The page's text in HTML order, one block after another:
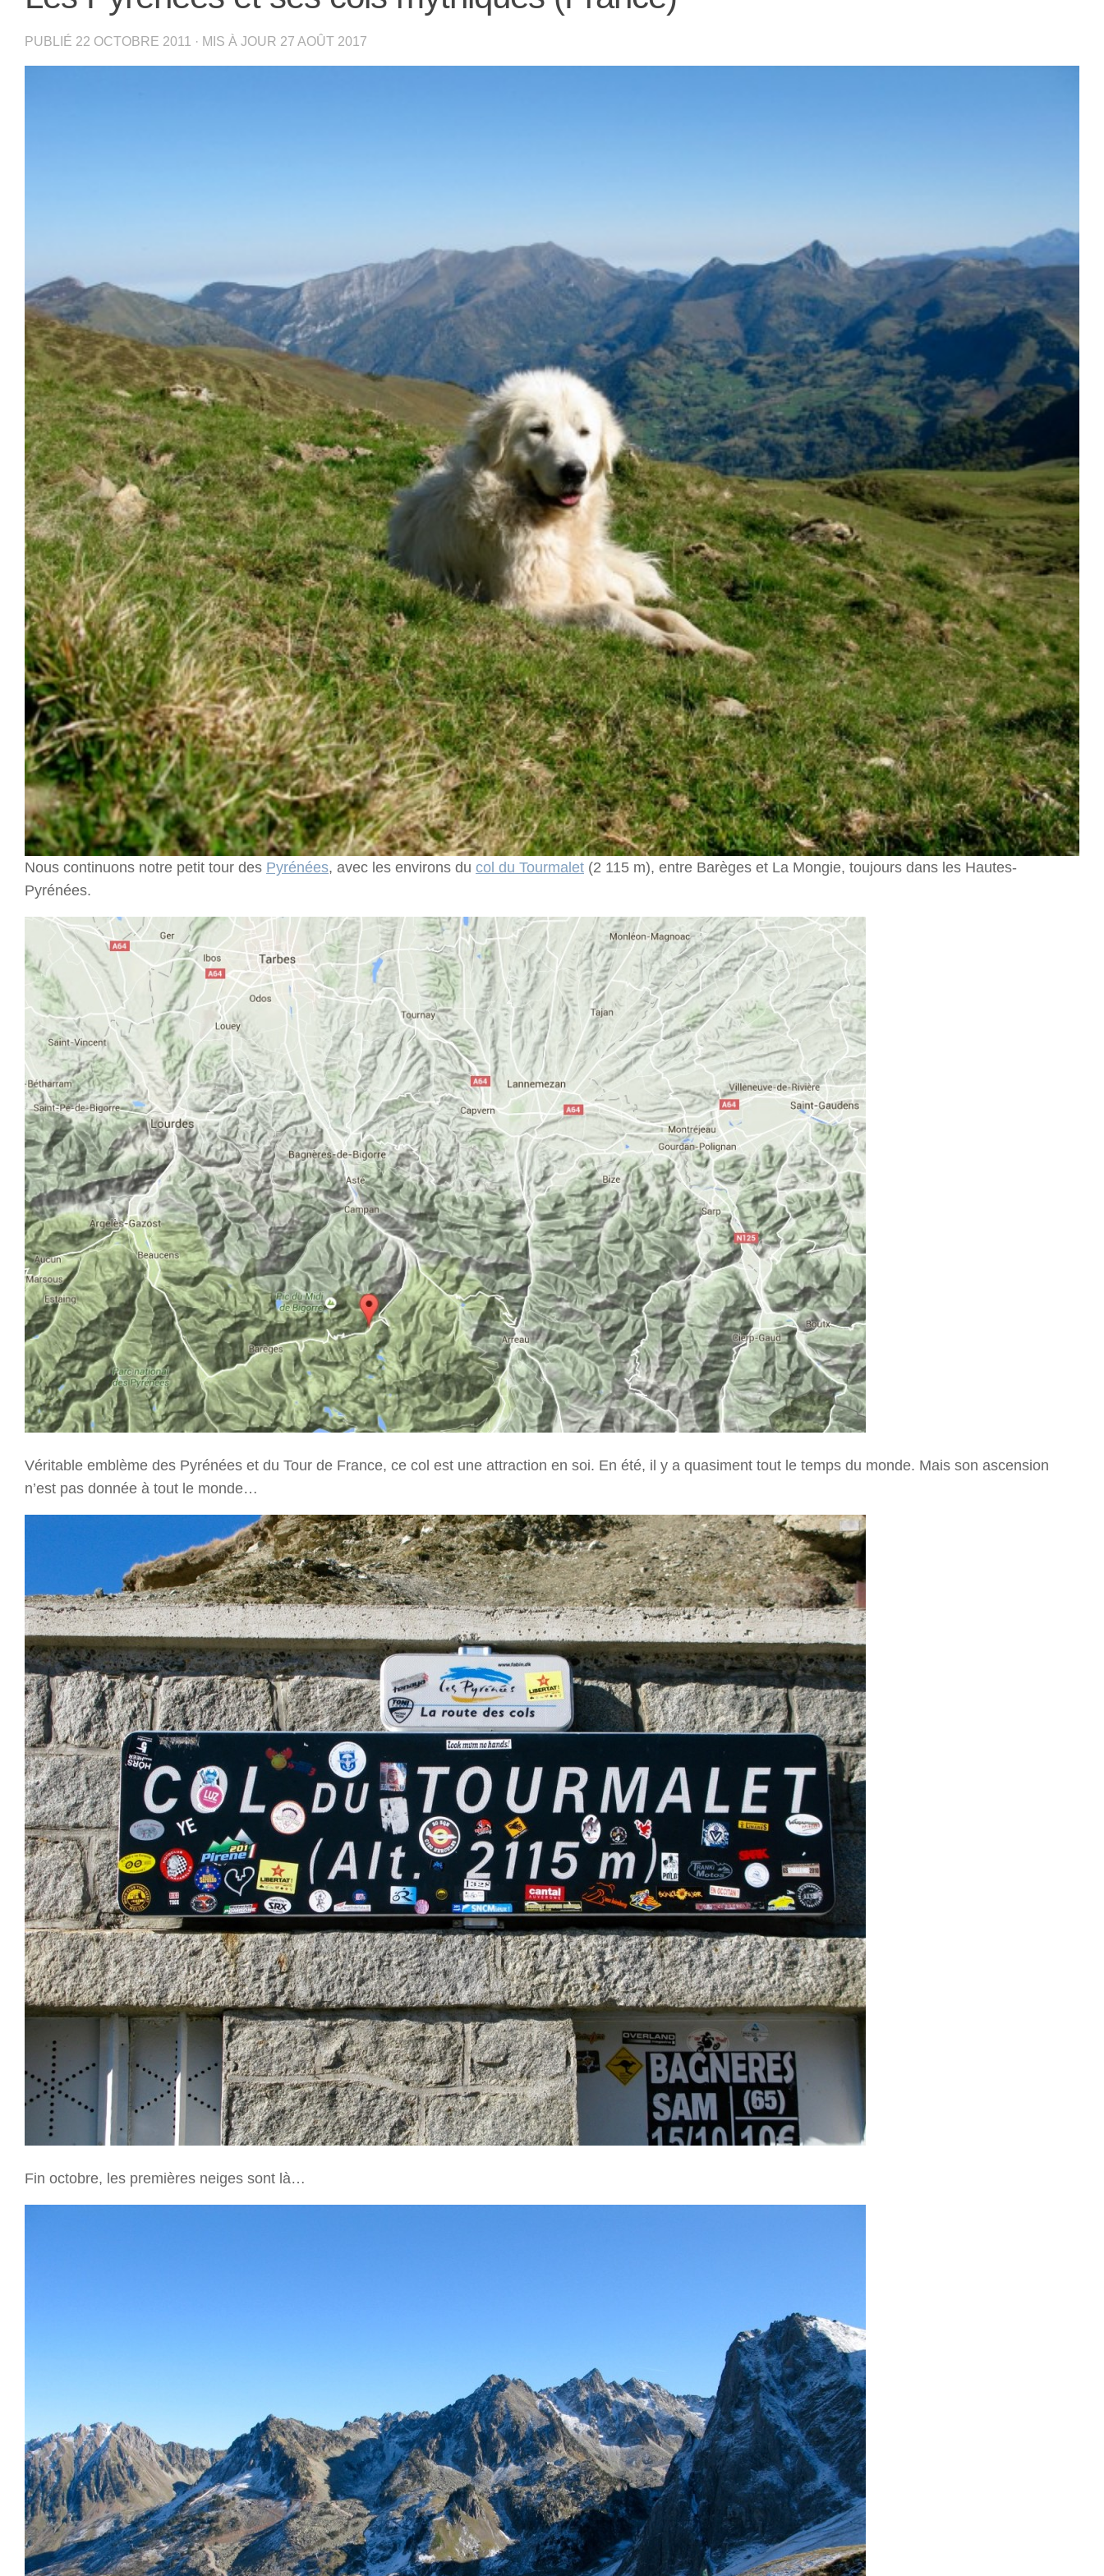
PUBLIÉ 22 OCTOBRE 2011 · MIS À JOUR 27 AOÛT 2017
Nous continuons notre petit tour des Pyrénées, avec les environs du col du Tourmalet (2 115 m), entre Barèges et La Mongie, toujours dans les Hautes-
Pyrénées.
Véritable emblème des Pyrénées et du Tour de France, ce col est une attraction en soi. En été, il y a quasiment tout le temps du monde. Mais son ascension
n’est pas donnée à tout le monde…
Fin octobre, les premières neiges sont là…